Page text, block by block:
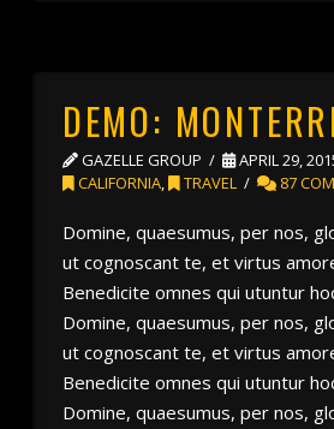
DEMO:
GAZELLE GROUP
APRIL 29,
CALIFORNIA, TRAVEL 87
Domine, quaesumus, per nos,
ut cognoscant te, et virtus
Benedicite omnes qui utuntur
Domine, quaesumus, per nos,
ut cognoscant te, et virtus
Benedicite omnes qui utuntur
Domine, quaesumus, per nos,